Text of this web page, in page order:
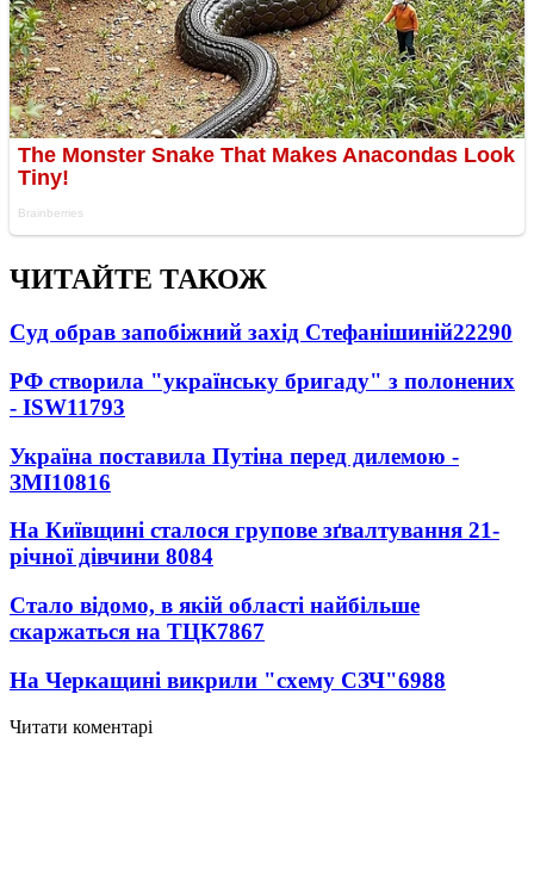
ЧИТАЙТЕ ТАКОЖ
Суд обрав запобіжний захід Стефанішиній22290
РФ створила "українську бригаду" з полонених
- ISW11793
Україна поставила Путіна перед дилемою -
ЗМІ10816
На Київщині сталося групове зґвалтування 21-
річної дівчини 8084
Стало відомо, в якій області найбільше
скаржаться на ТЦК7867
На Черкащині викрили "схему СЗЧ"6988
Читати коментарі